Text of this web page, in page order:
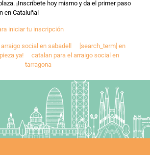
¡Inscríbete hoy mismo y da el primer paso
en Cataluña!
iniciar tu inscripción
social en sabadell
[search_term] en
ya!
catalan para el arraigo social en
tarragona